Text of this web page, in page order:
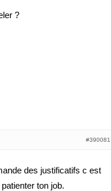
?
#390081
des justificatifs c est
ton job.